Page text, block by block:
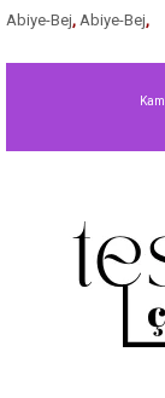
Abiye-Bej, Abiye-Bej,